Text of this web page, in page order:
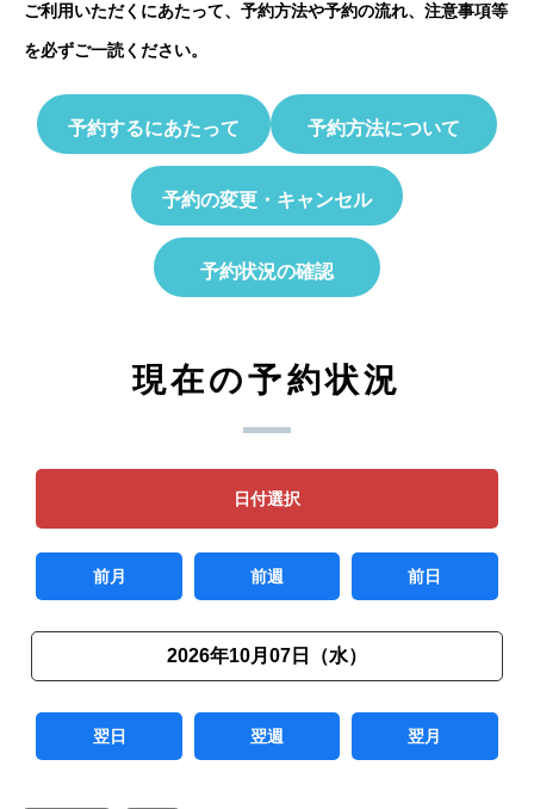
ご利用いただくにあたって、予約方法や予約の流れ、注意事項等
を必ずご一読ください。
予約するにあたって 予約方法について
予約の変更・キャンセル
予約状況の確認
現在の予約状況
日付選択
前月 前週 前日
2026年10月07日（水）
翌日 翌週 翌月